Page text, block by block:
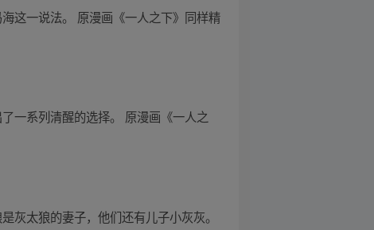
这一说法。 原漫画《一人之下》同样精
一系列清醒的选择。 原漫画《一人之
灰太狼的妻子，他们还有儿子小灰灰。